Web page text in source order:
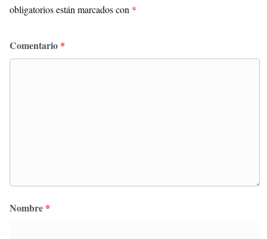
obligatorios están marcados con *
Comentario *
Nombre *